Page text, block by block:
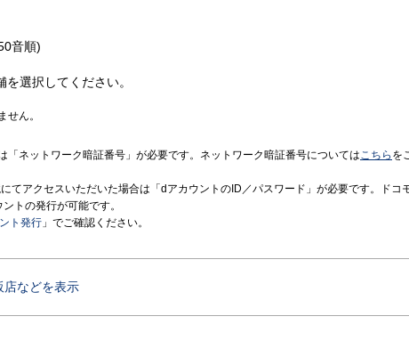
音順)
選択してください。
せん。
「ネットワーク暗証番号」が必要です。ネットワーク暗証番号についてはこちら を
てアクセスいただいた場合は「dアカウントのID／パスワード」が必要です。ドコ
トの発行が可能です。
ト発行 」でご確認ください。
店などを表示